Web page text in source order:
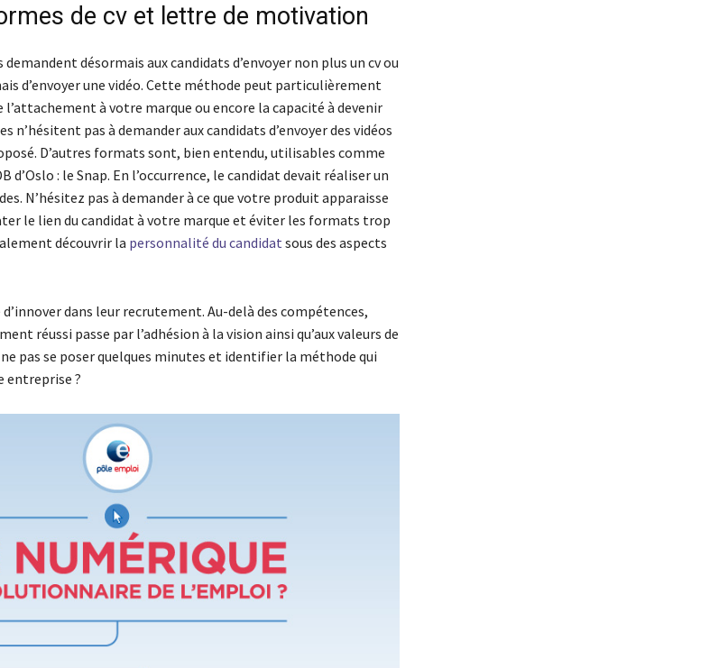
de cv et lettre de motivation
désormais aux candidats d’envoyer non plus un cv ou
d’envoyer une vidéo. Cette méthode peut particulièrement
à votre marque ou encore la capacité à devenir
n’hésitent pas à demander aux candidats d’envoyer des vidéos
D’autres formats sont, bien entendu, utilisables comme
d’Oslo : le Snap. En l’occurrence, le candidat devait réaliser un
N’hésitez pas à demander à ce que votre produit apparaisse
le lien du candidat à votre marque et éviter les formats trop
découvrir la personnalité du candidat sous des aspects
dans leur recrutement. Au-delà des compétences,
réussi passe par l’adhésion à la vision ainsi qu’aux valeurs de
pas se poser quelques minutes et identifier la méthode qui
entreprise ?